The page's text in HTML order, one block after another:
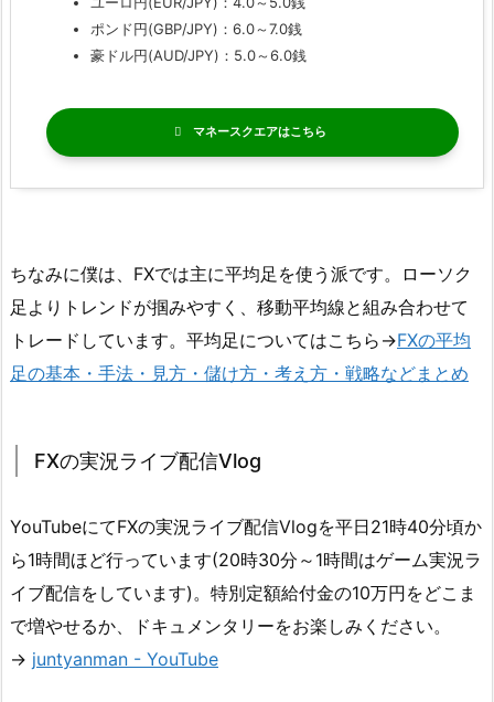
ポンド円(GBP/JPY)：6.0～7.0銭
豪ドル円(AUD/JPY)：5.0～6.0銭
マネースクエア
ちなみに僕は、FXでは主に平均足を使う派です。ローソク
足よりトレンドが掴みやすく、移動平均線と組み合わせて
トレードしています。平均足についてはこちら→FXの平均
足の基本・手法・見方・儲け方・考え方・戦略などまとめ
FXの実況ライブ配信Vlog
YouTubeにてFXの実況ライブ配信Vlogを平日21時40分頃か
ら1時間ほど行っています(20時30分～1時間はゲーム実況ラ
イブ配信をしています)。特別定額給付金の10万円をどこま
で増やせるか、ドキュメンタリーをお楽しみください。
→ juntyanman - YouTube